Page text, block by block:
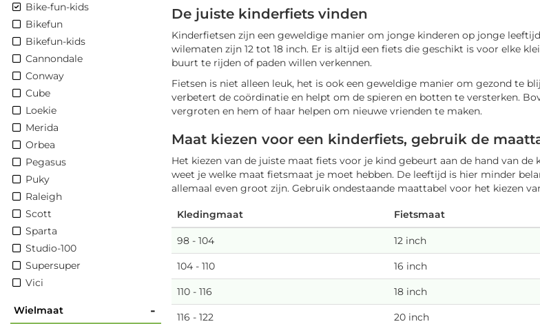
Bike-fun-kids
Bikefun
Bikefun-kids
Cannondale
Conway
Cube
Loekie
Merida
Orbea
Pegasus
Puky
Raleigh
Scott
Sparta
Studio-100
Supersuper
Vici
Wielmaat -
De juiste kinderfiets vinden
Kinderfietsen zijn een geweldige manier om jonge kinderen op jonge
wilematen zijn 12 tot 18 inch. Er is altijd een fiets die geschikt is voor elke
buurt te rijden of paden willen verkennen.
Fietsen is niet alleen leuk, het is ook een geweldige manier om gezond te
verbetert de coördinatie en helpt om de spieren en botten te versterken.
vergroten en hem of haar helpen om nieuwe vrienden te maken.
Maat kiezen voor een kinderfiets, gebruik de
Het kiezen van de juiste maat fiets voor je kind gebeurt aan de hand van
weet je welke maat fietsmaat je moet hebben. De leeftijd is hier minder
allemaal even groot zijn. Gebruik ondestaande maattabel voor het kiezen
Kledingmaat Fietsmaat
98 - 104 12 inch
104 - 110 16 inch
110 - 116 18 inch
116 - 122 20 inch